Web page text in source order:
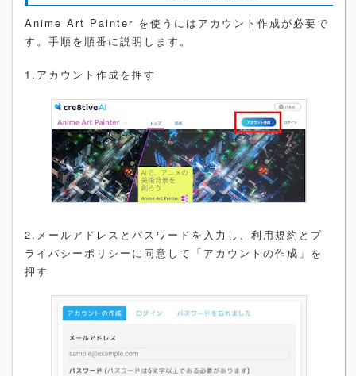
Anime Art Painter を使うにはアカウント作成が必要で
す。手順を順番に説明します。
1.アカウント作成を押す
2.メールアドレスとパスワードを入力し、利用規約とプ
ライバシーポリシーに同意して「アカウントの作成」を
押す